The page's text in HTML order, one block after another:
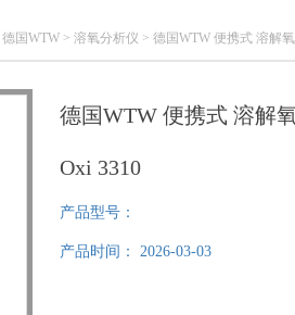
德国WTW > 溶氧分析仪 > 德国WTW 便携式 溶解
德国WTW 便携式 溶解
Oxi 3310
产品型号：
产品时间： 2026-03-03